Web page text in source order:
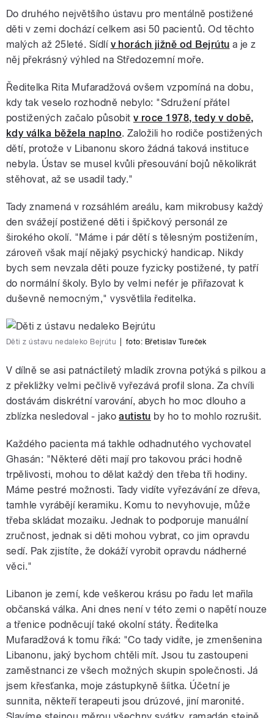
Do druhého největšího ústavu pro mentálně postižené
děti v zemi dochází celkem asi 50 pacientů. Od těchto
malých až 25leté. Sídlí v horách jižně od Bejrútu a je z
něj překrásný výhled na Středozemní moře.
Ředitelka Rita Mufaradžová ovšem vzpomíná na dobu,
kdy tak veselo rozhodně nebylo: "Sdružení přátel
postižených začalo působit v roce 1978, tedy v době,
kdy válka běžela naplno. Založili ho rodiče postižených
dětí, protože v Libanonu skoro žádná taková instituce
nebyla. Ústav se musel kvůli přesouvání bojů několikrát
stěhovat, až se usadil tady."
Tady znamená v rozsáhlém areálu, kam mikrobusy každý
den svážejí postižené děti i špičkový personál ze
širokého okolí. "Máme i pár dětí s tělesným postižením,
zároveň však mají nějaký psychický handicap. Nikdy
bych sem nevzala děti pouze fyzicky postižené, ty patří
do normální školy. Bylo by velmi nefér je přiřazovat k
duševně nemocným," vysvětlila ředitelka.
Děti z ústavu nedaleko Bejrútu foto: Břetislav Tureček
V dílně se asi patnáctiletý mladík zrovna potýká s pilkou a
z překližky velmi pečlivě vyřezává profil slona. Za chvíli
dostávám diskrétní varování, abych ho moc dlouho a
zblízka nesledoval - jakoautistu by ho to mohlo rozrušit.
Každého pacienta má takhle odhadnutého vychovatel
Ghasán: "Některé děti mají pro takovou práci hodně
trpělivosti, mohou to dělat každý den třeba tři hodiny.
Máme pestré možnosti. Tady vidíte vyřezávání ze dřeva,
tamhle vyrábějí keramiku. Komu to nevyhovuje, může
třeba skládat mozaiku. Jednak to podporuje manuální
zručnost, jednak si děti mohou vybrat, co jim opravdu
sedí. Pak zjistíte, že dokáží vyrobit opravdu nádherné
věci."
Libanon je zemí, kde veškerou krásu po řadu let mařila
občanská válka. Ani dnes není v této zemi o napětí nouze
a třenice podněcují také okolní státy. Ředitelka
Mufaradžová k tomu říká: "Co tady vidíte, je zmenšenina
Libanonu, jaký bychom chtěli mít. Jsou tu zastoupeni
zaměstnanci ze všech možných skupin společnosti. Já
jsem křesťanka, moje zástupkyně šíitka. Účetní je
sunnita, někteří terapeuti jsou drúzové, jiní maronité.